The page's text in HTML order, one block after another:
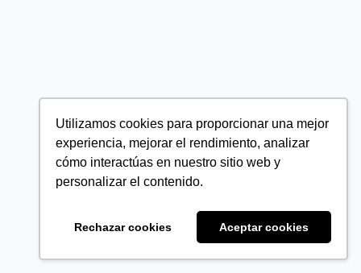
Utilizamos cookies para proporcionar una mejor
experiencia, mejorar el rendimiento, analizar
cómo interactúas en nuestro sitio web y
personalizar el contenido.
Rechazar cookies Aceptar cookies